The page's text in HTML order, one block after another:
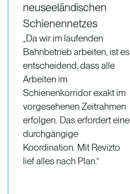
neuseeländischen
Schienennetzes
„Da wir im laufenden
Bahnbetrieb arbeiten, ist es
entscheidend, dass alle
Arbeiten im
Schienenkorridor exakt im
vorgesehenen Zeitrahmen
erfolgen. Das erfordert eine
durchgängige
Koordination. Mit Revizto
lief alles nach Plan.“